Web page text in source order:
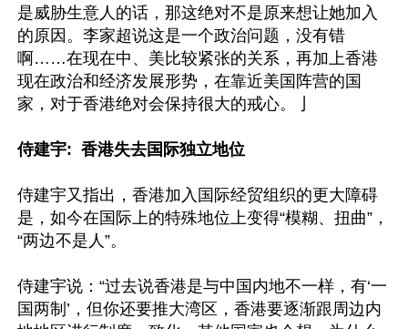
是威胁生意人的话，那这绝对不是原来想让她加入
的原因。李家超说这是一个政治问题，没有错
啊……在现在中、美比较紧张的关系，再加上香港
现在政治和经济发展形势，在靠近美国阵营的国
家，对于香港绝对会保持很大的戒心。亅
侍建宇:  香港失去国际独立地位
侍建宇又指出，香港加入国际经贸组织的更大障碍
是，如今在国际上的特殊地位上变得“模糊、扭曲”，
“两边不是人”。
侍建宇说：“过去说香港是与中国内地不一样，有‘一
国两制’，但你还要推大湾区，香港要逐渐跟周边内